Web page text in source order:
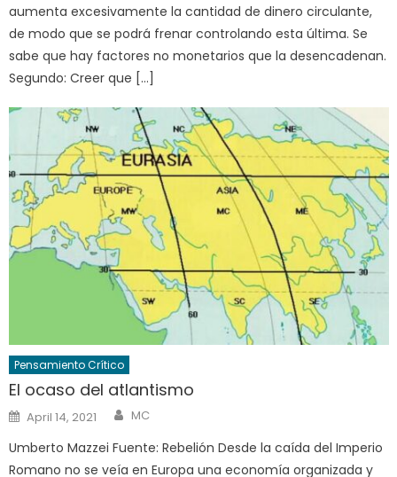
aumenta excesivamente la cantidad de dinero circulante,
de modo que se podrá frenar controlando esta última. Se
sabe que hay factores no monetarios que la desencadenan.
Segundo: Creer que […]
Pensamiento Crítico
El ocaso del atlantismo
Posted
on
April 14, 2021 Author
MC
Umberto Mazzei Fuente: Rebelión Desde la caída del Imperio
Romano no se veía en Europa una economía organizada y